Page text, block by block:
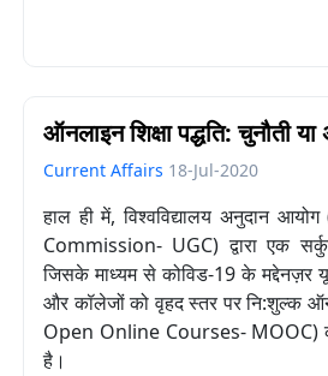
ऑनलाइन शिक्षा पद्धति: चुनौती
Current Affairs 18-Jul-2020
हाल ही में,विश्वविद्यालय अनुदान आयोग
Commission- UGC) द्वारा एक
जिसके माध्यम से कोविड-19 के मद्देनज़र
और कॉलेजों को वृहद स्तर पर नि:शुल्क
Open Online Courses- MOOC)
है।